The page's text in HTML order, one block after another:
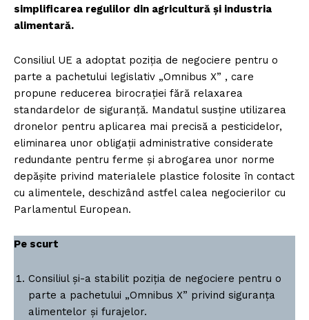
simplificarea regulilor din agricultură și industria
alimentară.
Consiliul UE a adoptat poziția de negociere pentru o
parte a pachetului legislativ „Omnibus X” , care
propune reducerea birocrației fără relaxarea
standardelor de siguranță. Mandatul susține utilizarea
dronelor pentru aplicarea mai precisă a pesticidelor,
eliminarea unor obligații administrative considerate
redundante pentru ferme și abrogarea unor norme
depășite privind materialele plastice folosite în contact
cu alimentele, deschizând astfel calea negocierilor cu
Parlamentul European.
Pe scurt
Consiliul și-a stabilit poziția de negociere pentru o
parte a pachetului „Omnibus X” privind siguranța
alimentelor și furajelor.